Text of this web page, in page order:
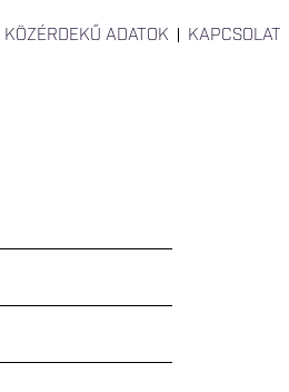
KÖZÉRDEKŰ ADATOK KAPCSOLAT